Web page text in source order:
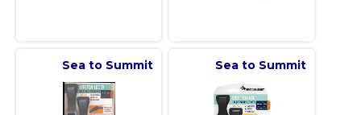
Sea to Summit Sea to Summit